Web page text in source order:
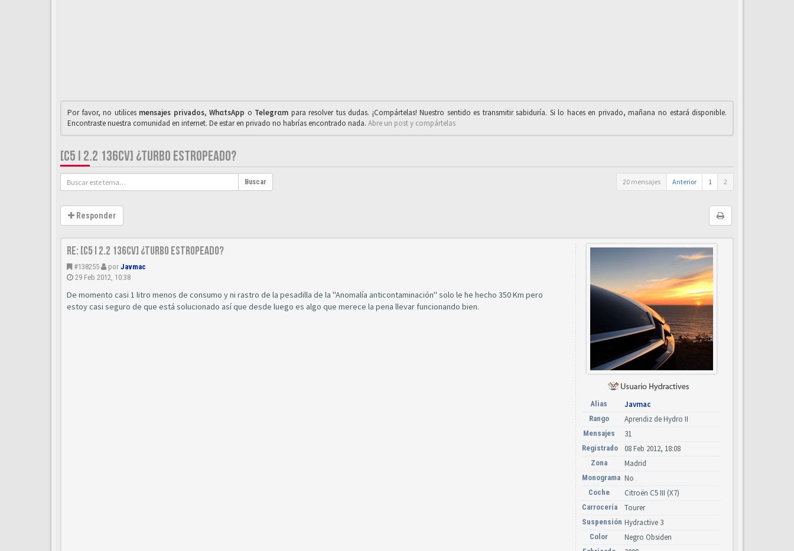
Por favor, no utilices mensajes privados,WhαtsApp o Telegrαm para resolver tus dudas. ¡Compártelas! Nuestro sentido es transmitir sabiduría. Si lo haces en privado, mañana no estará disponible.
Encontraste nuestra comunidad en internet. De estar en privado no habrías encontrado nada. Abre un post y compártelas
[C5 I 2.2 136CV] ¿TURBO ESTROPEADO?
Buscar 20 mensajes Anterior 1 2
Responder
Re: [C5 I 2.2 136cv] ¿turbo estropeado?
#138255 por Javmac
29 Feb 2012, 10:38
De momento casi 1 litro menos de consumo y ni rastro de la pesadilla de la "Anomalía anticontaminación" solo le he hecho 350 Km pero
estoy casi seguro de que está solucionado así que desde luego es algo que merece la pena llevar funcionando bien.
Alias Javmac
Rango Aprendiz de Hydro II
Mensajes 31
Registrado 08 Feb 2012, 18:08
Zona Madrid
Monograma No
Coche Citroën C5 III (X7)
Carrocería Tourer
Suspensión Hydractive 3
Color Negro Obsiden